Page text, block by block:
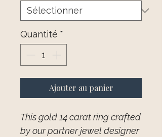
Quantité *
Ajouter au panier
This gold 14 carat ring crafted
by our partner jewel designer